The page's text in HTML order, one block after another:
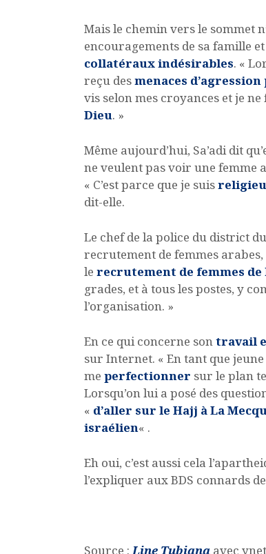
Mais le chemin vers le sommet
encouragements de sa famille
collatéraux indésirables. «
reçu desmenaces
vis selon mes croyances et je
Dieu. »
Même aujourd’hui, Sa’adi dit
ne veulent pas voir une femme
« C’est parce que je suis
dit-elle.
Le chef de la police du district
recrutement de femmes
le recrutement de femmes
grades, et à tous les postes, y
l’organisation. »
En ce qui concerne sontravail
sur Internet. « En tant que
me perfectionner sur le plan
Lorsqu’on lui a posé des
« d’aller sur le Hajj à La
israélien« .
Eh oui, c’est aussi cela
l’expliquer aux BDS connards
Source : Line Tubiana avec ynet